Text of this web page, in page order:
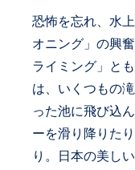
恐怖を忘れ、水
オニング」の興
ライミング」と
は、いくつもの
った池に飛び込
ーを滑り降りた
り。日本の美し